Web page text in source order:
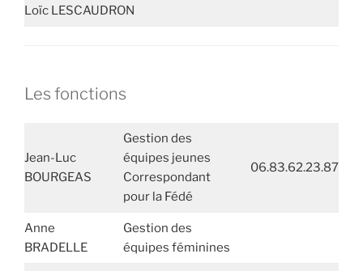
Loïc LESCAUDRON
Les fonctions
Jean-Luc
BOURGEAS
Gestion des
équipes jeunes
Correspondant
pour la Fédé
06.83.62.23.87
Anne
BRADELLE
Gestion des
équipes féminines